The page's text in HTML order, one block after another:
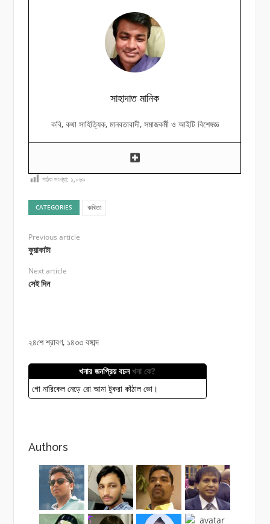
সাহাদাত মানিক
কবি, কথা সাহিত্যিক, মানবতাবাদী, সমাজকর্মী ও আইটি বিশেষজ্ঞ
পাঠক সংখ্যা: ১,০৬৯
CATEGORIES কবিতা
Previous article
কুয়াকাটা
Next article
সেই দিন
২৪শে শ্রাবণ, ১৪৩৩ বঙ্গাব্দ
খনার জনপ্রিয় বচনখনা কে?
গো নারিকেল নেড়ে রো আমা টুকরা কাঁঠাল ভো।
Authors